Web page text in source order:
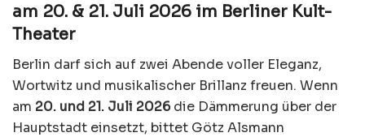
am 20. & 21. Juli 2026 im Berliner Kult-
Theater
Berlin darf sich auf zwei Abende voller Eleganz,
Wortwitz und musikalischer Brillanz freuen. Wenn
am 20. und 21. Juli 2026die Dämmerung über der
Hauptstadt einsetzt, bittet Götz Alsmann